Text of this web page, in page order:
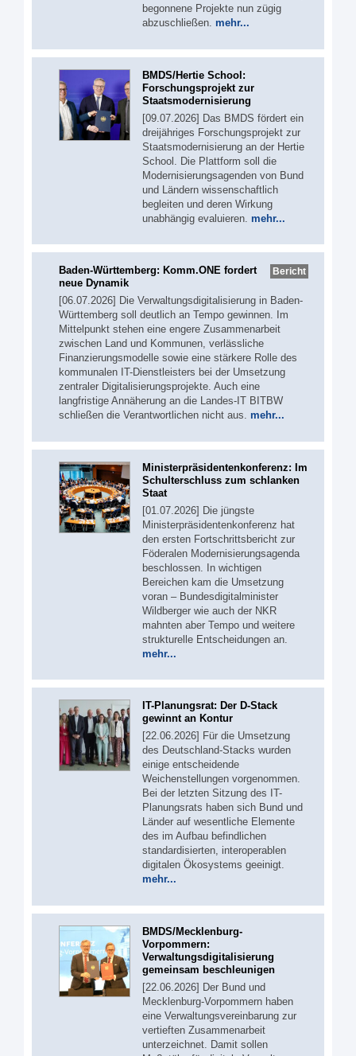
begonnene Projekte nun zügig
abzuschließen. mehr...
BMDS/Hertie School:
Forschungsprojekt zur
Staatsmodernisierung
[09.07.2026] Das BMDS fördert ein
dreijähriges Forschungsprojekt zur
Staatsmodernisierung an der Hertie
School. Die Plattform soll die
Modernisierungsagenden von Bund
und Ländern wissenschaftlich
begleiten und deren Wirkung
unabhängig evaluieren. mehr...
Bericht
Baden-Württemberg: Komm.ONE fordert
neue Dynamik
[06.07.2026] Die Verwaltungsdigitalisierung in Baden-
Württemberg soll deutlich an Tempo gewinnen. Im
Mittelpunkt stehen eine engere Zusammenarbeit
zwischen Land und Kommunen, verlässliche
Finanzierungsmodelle sowie eine stärkere Rolle des
kommunalen IT-Dienstleisters bei der Umsetzung
zentraler Digitalisierungsprojekte. Auch eine
langfristige Annäherung an die Landes-IT BITBW
schließen die Verantwortlichen nicht aus. mehr...
Ministerpräsidentenkonferenz: Im
Schulterschluss zum schlanken
Staat
[01.07.2026] Die jüngste
Ministerpräsidentenkonferenz hat
den ersten Fortschrittsbericht zur
Föderalen Modernisierungsagenda
beschlossen. In wichtigen
Bereichen kam die Umsetzung
voran – Bundesdigitalminister
Wildberger wie auch der NKR
mahnten aber Tempo und weitere
strukturelle Entscheidungen an.
mehr...
IT-Planungsrat: Der D-Stack
gewinnt an Kontur
[22.06.2026] Für die Umsetzung
des Deutschland-Stacks wurden
einige entscheidende
Weichenstellungen vorgenommen.
Bei der letzten Sitzung des IT-
Planungsrats haben sich Bund und
Länder auf wesentliche Elemente
des im Aufbau befindlichen
standardisierten, interoperablen
digitalen Ökosystems geeinigt.
mehr...
BMDS/Mecklenburg-
Vorpommern:
Verwaltungsdigitalisierung
gemeinsam beschleunigen
[22.06.2026] Der Bund und
Mecklenburg-Vorpommern haben
eine Verwaltungsvereinbarung zur
vertieften Zusammenarbeit
unterzeichnet. Damit sollen